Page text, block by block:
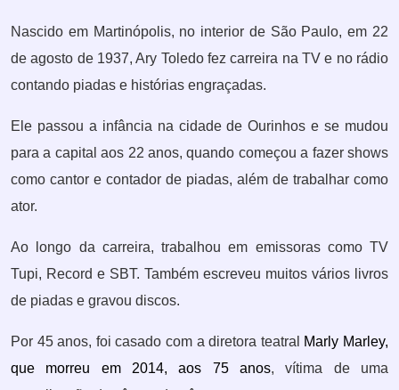
Nascido em Martinópolis, no interior de São Paulo, em 22
de agosto de 1937, Ary Toledo fez carreira na TV e no rádio
contando piadas e histórias engraçadas.
Ele passou a infância na cidade de Ourinhos e se mudou
para a capital aos 22 anos, quando começou a fazer shows
como cantor e contador de piadas, além de trabalhar como
ator.
Ao longo da carreira, trabalhou em emissoras como TV
Tupi, Record e SBT. Também escreveu muitos vários livros
de piadas e gravou discos.
Por 45 anos, foi casado com a diretora teatral Marly Marley,
que morreu em 2014, aos 75 anos, vítima de uma